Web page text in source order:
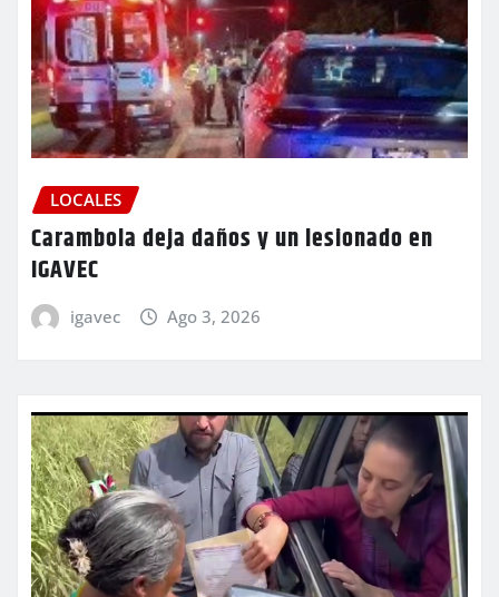
LOCALES
Carambola deja daños y un lesionado en
IGAVEC
igavec Ago 3, 2026